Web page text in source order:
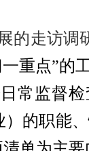
的走访调
一重点”的
日常 监督
）的职能